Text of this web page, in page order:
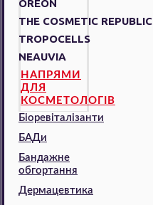
OREON
THE COSMETIC REPUBLIC
TROPOCELLS
NEAUVIA
НАПРЯМИ
ДЛЯ
КОСМЕТОЛОГІВ
Біоревіталізанти
БАДи
Бандажне
обгортання
Дермацевтика